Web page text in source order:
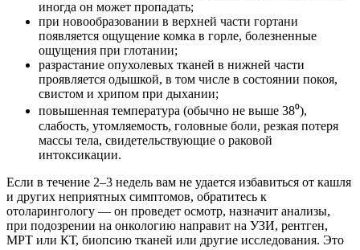
иногда он может пропадать;
при новообразовании в верхней части гортани
появляется ощущение комка в горле, болезненные
ощущения при глотании;
разрастание опухолевых тканей в нижней части
проявляется одышкой, в том числе в состоянии покоя,
свистом и хрипом при дыхании;
повышенная температура (обычно не выше 38⁰),
слабость, утомляемость, головные боли, резкая потеря
массы тела, свидетельствующие о раковой
интоксикации.
Если в течение 2–3 недель вам не удается избавиться от кашля
и других неприятных симптомов, обратитесь к
отоларингологу — он проведет осмотр, назначит анализы,
при подозрении на онкологию направит на УЗИ, рентген,
МРТ или КТ, биопсию тканей или другие исследования. Это